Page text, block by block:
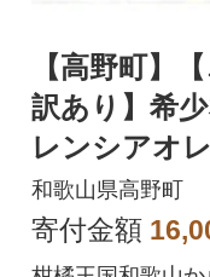
【高野町】
訳あり】希
レンシアオ
g
和歌山県高野町
寄付金額